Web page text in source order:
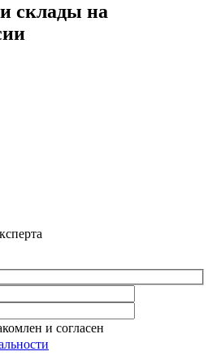
склады на
и согласен